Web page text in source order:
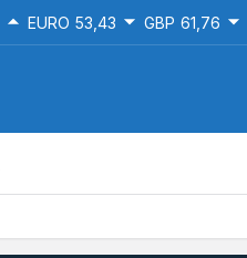
EURO 53,43 GBP 61,76